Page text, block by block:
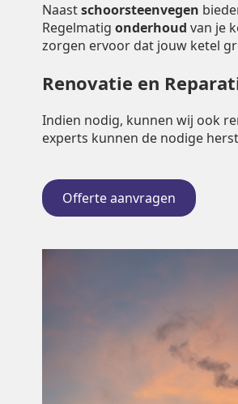
Naastschoorsteenvegen
Regelmatig onderhoud van je
zorgen ervoor dat jouw ketel
Renovatie en
Indien nodig, kunnen wij ook
experts kunnen de nodige
Offerte aanvragen